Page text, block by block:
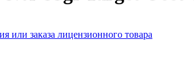
или заказа лицензионного товара